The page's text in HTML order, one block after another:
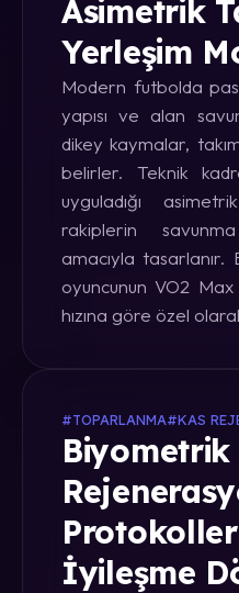
Asimetrik
Yerleşim
Modern futbolda pas
yapısı ve alan
dikey kaymalar,
belirler. Teknik
uyguladığı
rakiplerin
amacıyla
oyuncunun VO2
hızına göre özel
#TOPARLANMA#KAS
Biyometrik
İyileşme